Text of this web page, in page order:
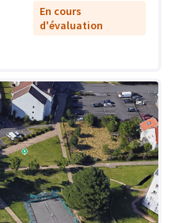
En cours
d'évaluation